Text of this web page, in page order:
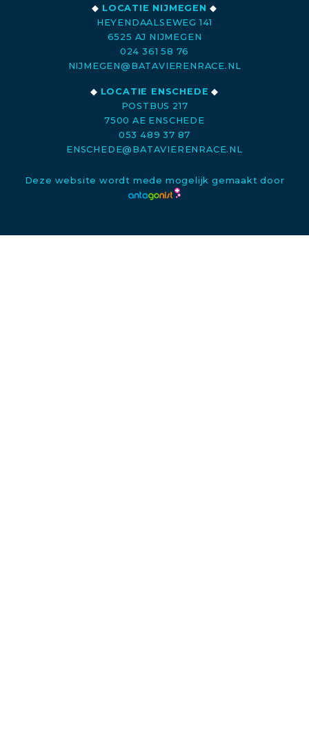
◆ LOCATIE NIJMEGEN ◆
HEYENDAALSEWEG 141
6525 AJ NIJMEGEN
024 361 58 76
NIJMEGEN@BATAVIERENRACE.NL
◆ LOCATIE ENSCHEDE ◆
POSTBUS 217
7500 AE ENSCHEDE
053 489 37 87
ENSCHEDE@BATAVIERENRACE.NL
Deze website wordt mede mogelijk gemaakt door